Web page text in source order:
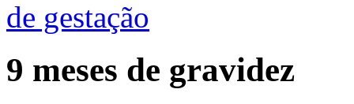
9 meses de gravidez